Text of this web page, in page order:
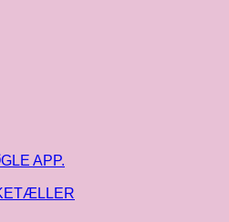
APP.